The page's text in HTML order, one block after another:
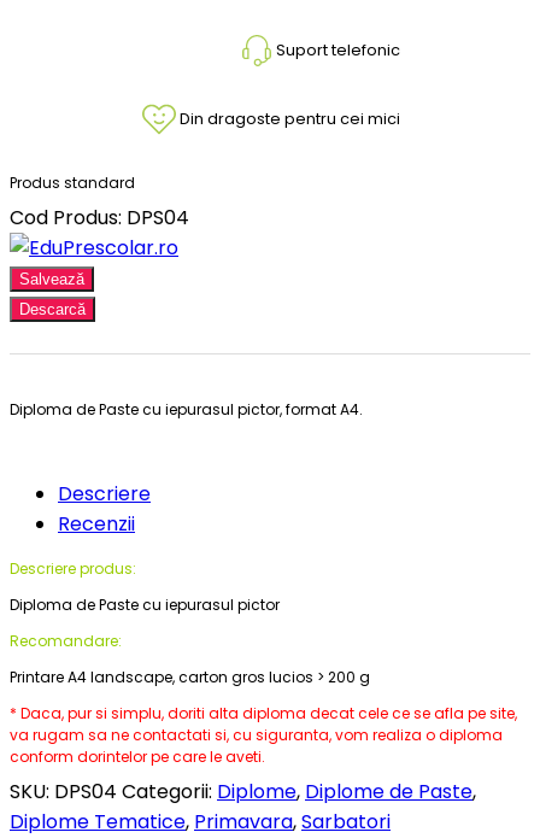
Suport telefonic
Din dragoste pentru cei mici
Produs standard
Cod Produs: DPS04
Salvează
Descarcă
Diploma de Paste cu iepurasul pictor, format A4.
Descriere
Recenzii
Descriere produs:
Diploma de Paste cu iepurasul pictor
Recomandare:
Printare A4 landscape, carton gros lucios > 200 g
* Daca, pur si simplu, doriti alta diploma decat cele ce se afla pe site,
va rugam sa ne contactati si, cu siguranta, vom realiza o diploma
conform dorintelor pe care le aveti.
SKU: DPS04 Categorii: Diplome, Diplome de Paste,
Diplome Tematice, Primavara,Sarbatori